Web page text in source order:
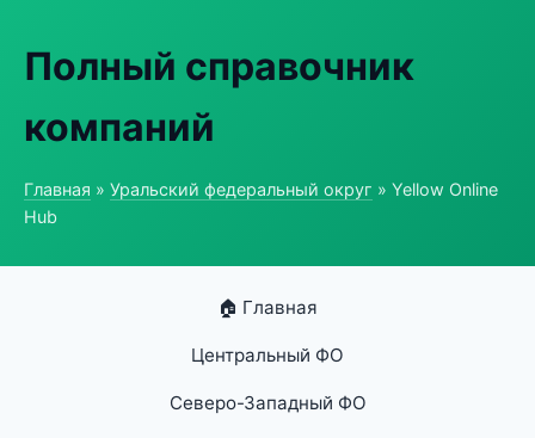
Полный справочник
компаний
Главная » Уральский федеральный округ » Yellow Online
Hub
🏠 Главная
Центральный ФО
Северо-Западный ФО